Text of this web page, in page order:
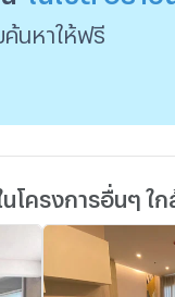
นหาให้ฟรี
โครงการอื่นๆ ใก